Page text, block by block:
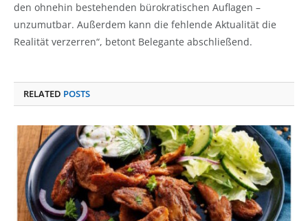
den ohnehin bestehenden bürokratischen Auflagen –
unzumutbar. Außerdem kann die fehlende Aktualität die
Realität verzerren“, betont Belegante abschließend.
RELATED POSTS